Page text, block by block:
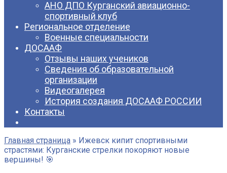
АНО ДПО Курганский авиационно-
спортивный клуб
Региональное отделение
Военные специальности
ДОСААФ
Отзывы наших учеников
Сведения об образовательной
организации
Видеогалерея
История создания ДОСААФ РОССИИ
Контакты
Главная страница » Ижевск кипит спортивными
страстями: Курганские стрелки покоряют новые
вершины! 🎯